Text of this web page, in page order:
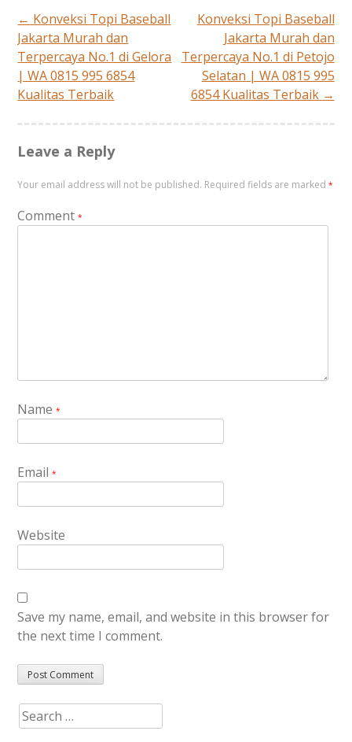
Post
navigation
← Konveksi Topi Baseball
Jakarta Murah dan
Terpercaya No.1 di Gelora
| WA 0815 995 6854
Kualitas Terbaik
Konveksi Topi Baseball
Jakarta Murah dan
Terpercaya No.1 di Petojo
Selatan | WA 0815 995
6854 Kualitas Terbaik →
Leave a Reply
Your email address will not be published. Required fields are marked*
Comment*
Name*
Email*
Website
Save my name, email, and website in this browser for
the next time I comment.
Search
for: